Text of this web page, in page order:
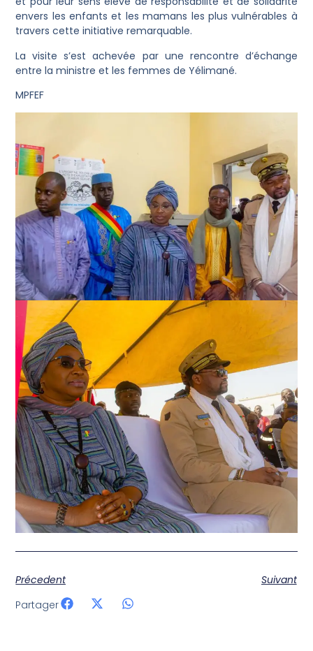
envers les enfants et les mamans les plus vulnérables à
travers cette initiative remarquable.
La visite s’est achevée par une rencontre d’échange
entre la ministre et les femmes de Yélimané.
MPFEF
Précedent
Suivant
Partager